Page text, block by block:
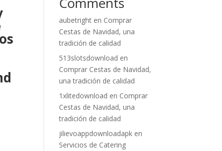
aubetright en Comprar
Cestas de Navidad, una
tradición de calidad
513slotsdownload en
Comprar Cestas de Navidad,
una tradición de calidad
1xlitedownload en Comprar
Cestas de Navidad, una
tradición de calidad
jilievoappdownloadapk en
Servicios de Catering